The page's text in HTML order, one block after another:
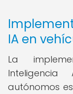
IA en
La
autónomos